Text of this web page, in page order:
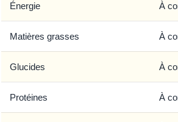
Énergie À
Matières grasses À
Glucides À
Protéines À